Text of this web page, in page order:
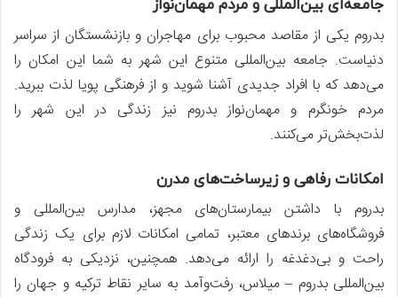
جامعه‌ای بین‌المللی و مردم مهمان‌نواز
بدروم یکی از مقاصد محبوب برای مهاجران و بازنشستگان از سراسر
دنیاست. جامعه بین‌المللی متنوع این شهر به شما این امکان را
می‌دهد که با افراد جدیدی آشنا شوید و از فرهنگی پویا لذت ببرید.
مردم خونگرم و مهمان‌نواز بدروم نیز زندگی در این شهر را
لذت‌بخش‌تر می‌کنند.
امکانات رفاهی و زیرساخت‌های مدرن
بدروم با داشتن بیمارستان‌های مجهز، مدارس بین‌المللی و
فروشگاه‌های برندهای معتبر، تمامی امکانات لازم برای یک زندگی
راحت و بی‌دغدغه را ارائه می‌دهد. همچنین، نزدیکی به فرودگاه
بین‌المللی بدروم – میلاس، رفت‌وآمد به سایر نقاط ترکیه و جهان را